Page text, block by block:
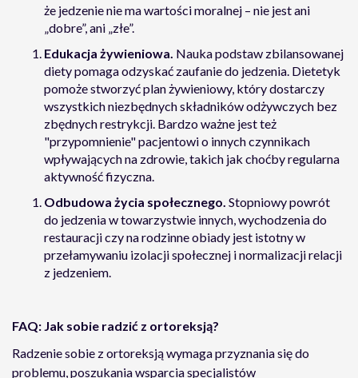
że jedzenie nie ma wartości moralnej – nie jest ani
„dobre”, ani „złe”.
Edukacja żywieniowa. Nauka podstaw zbilansowanej
diety pomaga odzyskać zaufanie do jedzenia. Dietetyk
pomoże stworzyć plan żywieniowy, który dostarczy
wszystkich niezbędnych składników odżywczych bez
zbędnych restrykcji. Bardzo ważne jest też
"przypomnienie" pacjentowi o innych czynnikach
wpływających na zdrowie, takich jak choćby regularna
aktywność fizyczna.
Odbudowa życia społecznego. Stopniowy powrót
do jedzenia w towarzystwie innych, wychodzenia do
restauracji czy na rodzinne obiady jest istotny w
przełamywaniu izolacji społecznej i normalizacji relacji
z jedzeniem.
FAQ: Jak sobie radzić z ortoreksją?
Radzenie sobie z ortoreksją wymaga przyznania się do
problemu, poszukania wsparcia specjalistów